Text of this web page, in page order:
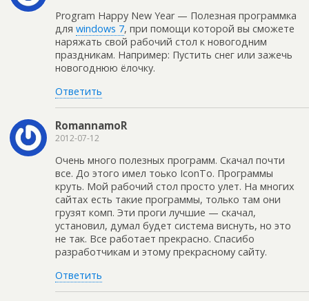
Program Happy New Year — Полезная программка
для windows 7, при помощи которой вы сможете
наряжать свой рабочий стол к новогодним
праздникам. Например: Пустить снег или зажечь
новогоднюю ёлочку.
Ответить
RomannamoR
2012-07-12
Очень много полезных программ. Скачал почти
все. До этого имел тоько IconTo. Программы
круть. Мой рабочий стол просто улет. На многих
сайтах есть такие программы, только там они
грузят комп. Эти проги лучшие — скачал,
установил, думал будет система виснуть, но это
не так. Все работает прекрасно. Спасибо
разработчикам и этому прекрасному сайту.
Ответить